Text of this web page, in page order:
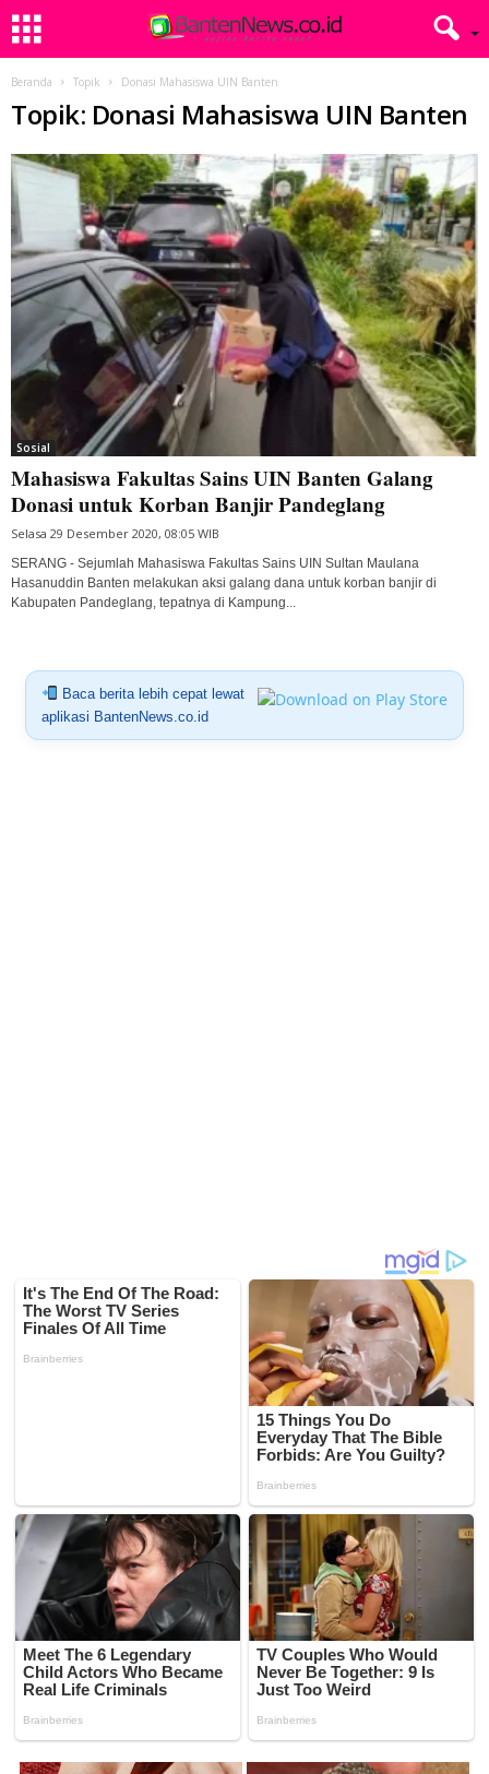
Beranda Topik Donasi Mahasiswa UIN Banten
Topik: Donasi Mahasiswa UIN Banten
Sosial
Mahasiswa Fakultas Sains UIN Banten Galang
Donasi untuk Korban Banjir Pandeglang
Selasa 29 Desember 2020, 08:05 WIB
SERANG - Sejumlah Mahasiswa Fakultas Sains UIN Sultan Maulana
Hasanuddin Banten melakukan aksi galang dana untuk korban banjir di
Kabupaten Pandeglang, tepatnya di Kampung...
Baca berita lebih cepat lewat
aplikasi BantenNews.co.id